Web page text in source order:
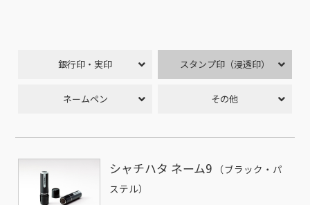
銀行印・実印 スタンプ印（浸透印）
ネームペン その他
シャチハタ ネーム9
（ブラック・パ
ステル）